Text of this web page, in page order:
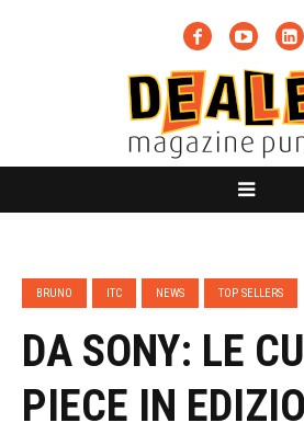
BRUNO ITC NEWS TOP SELLERS
DA SONY: LE
PIECE IN